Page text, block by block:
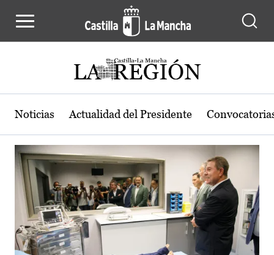
Actualidad de la región de Castilla-
Noticias Actualidad del Presidente